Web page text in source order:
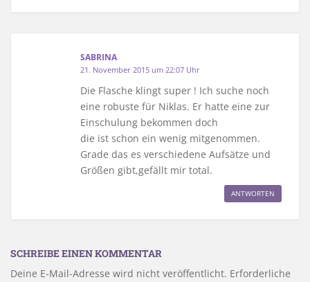
SABRINA
21. November 2015 um 22:07 Uhr
Die Flasche klingt super ! Ich suche noch
eine robuste für Niklas. Er hatte eine zur
Einschulung bekommen doch
die ist schon ein wenig mitgenommen.
Grade das es verschiedene Aufsätze und
Größen gibt,gefällt mir total.
ANTWORTEN
SCHREIBE EINEN KOMMENTAR
Deine E-Mail-Adresse wird nicht veröffentlicht. Erforderliche